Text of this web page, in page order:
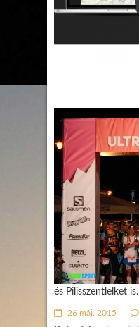
és Pilisszentlelket is.
26 máj. 2015